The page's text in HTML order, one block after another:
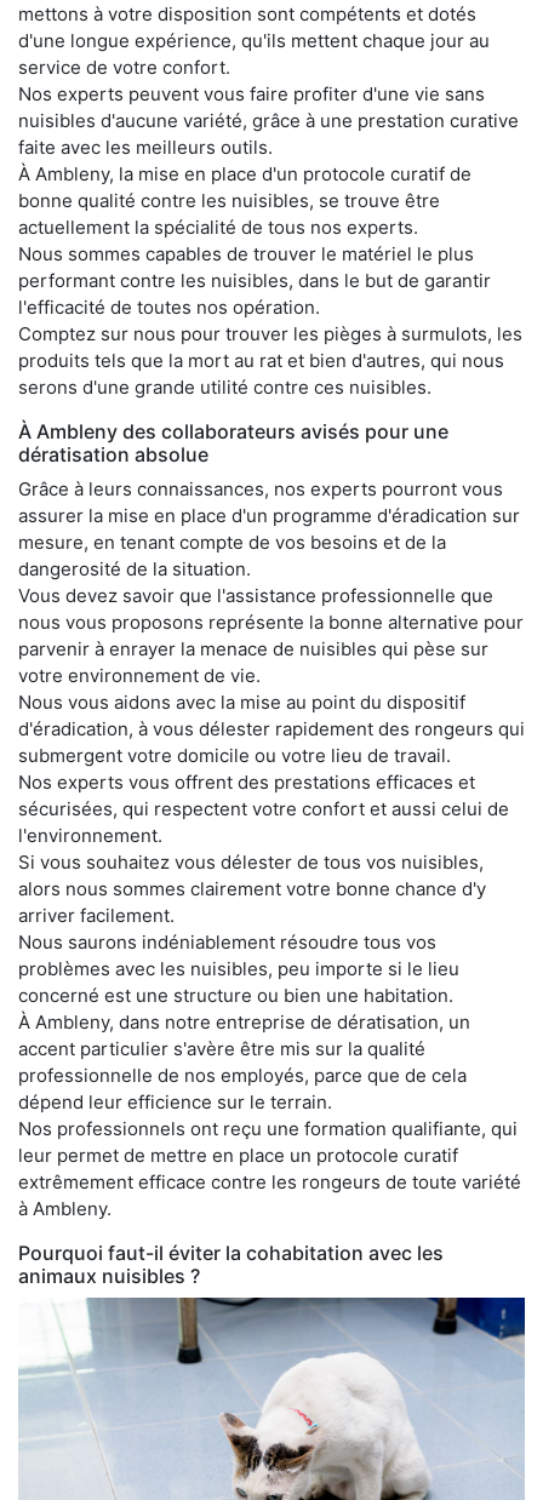
mettons à votre disposition sont compétents et dotés
d'une longue expérience, qu'ils mettent chaque jour au
service de votre confort.
Nos experts peuvent vous faire profiter d'une vie sans
nuisibles d'aucune variété, grâce à une prestation curative
faite avec les meilleurs outils.
À Ambleny, la mise en place d'un protocole curatif de
bonne qualité contre les nuisibles, se trouve être
actuellement la spécialité de tous nos experts.
Nous sommes capables de trouver le matériel le plus
performant contre les nuisibles, dans le but de garantir
l'efficacité de toutes nos opération.
Comptez sur nous pour trouver les pièges à surmulots, les
produits tels que la mort au rat et bien d'autres, qui nous
serons d'une grande utilité contre ces nuisibles.
À Ambleny des collaborateurs avisés pour une
dératisation absolue
Grâce à leurs connaissances, nos experts pourront vous
assurer la mise en place d'un programme d'éradication sur
mesure, en tenant compte de vos besoins et de la
dangerosité de la situation.
Vous devez savoir que l'assistance professionnelle que
nous vous proposons représente la bonne alternative pour
parvenir à enrayer la menace de nuisibles qui pèse sur
votre environnement de vie.
Nous vous aidons avec la mise au point du dispositif
d'éradication, à vous délester rapidement des rongeurs qui
submergent votre domicile ou votre lieu de travail.
Nos experts vous offrent des prestations efficaces et
sécurisées, qui respectent votre confort et aussi celui de
l'environnement.
Si vous souhaitez vous délester de tous vos nuisibles,
alors nous sommes clairement votre bonne chance d'y
arriver facilement.
Nous saurons indéniablement résoudre tous vos
problèmes avec les nuisibles, peu importe si le lieu
concerné est une structure ou bien une habitation.
À Ambleny, dans notre entreprise de dératisation, un
accent particulier s'avère être mis sur la qualité
professionnelle de nos employés, parce que de cela
dépend leur efficience sur le terrain.
Nos professionnels ont reçu une formation qualifiante, qui
leur permet de mettre en place un protocole curatif
extrêmement efficace contre les rongeurs de toute variété
à Ambleny.
Pourquoi faut-il éviter la cohabitation avec les
animaux nuisibles ?